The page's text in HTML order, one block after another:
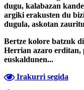
dugu, kalabazan
argiki erakusten du
dugula, askotan
Bertze kolore batzuk
Herrian azaro erditan,
euskaldunen...
Irakurri segida